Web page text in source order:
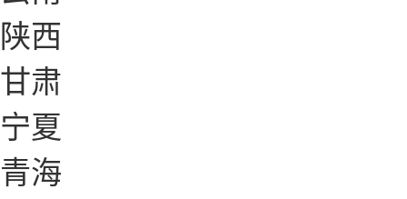
陕西
甘肃
宁夏
青海